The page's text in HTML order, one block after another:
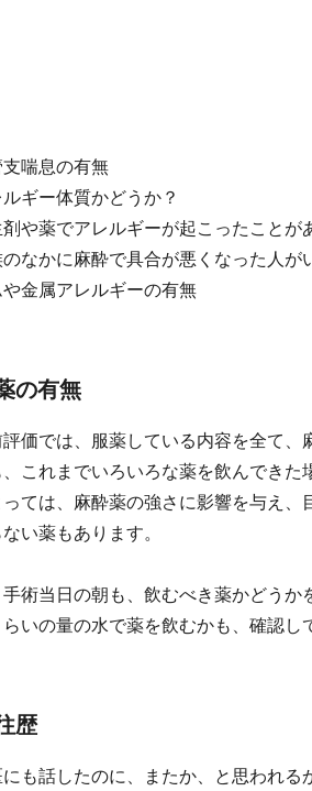
支喘息の有無
ルギー体質かどうか？
剤や薬でアレルギーが起こったことが
のなかに麻酔で具合が悪くなった人が
や金属アレルギーの有無
の有無
評価では、服薬している内容を全て
、これまでいろいろな薬を飲んでき
ては、麻酔薬の強さに影響を与え
い薬もあります。
手術当日の朝も、飲むべき薬かどう
らいの量の水で薬を飲むかも、確認し
歴
も話したのに、またか、と思われる